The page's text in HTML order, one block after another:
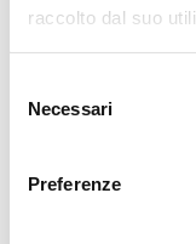
raccolto dal suo
delNecessari
Preferenze